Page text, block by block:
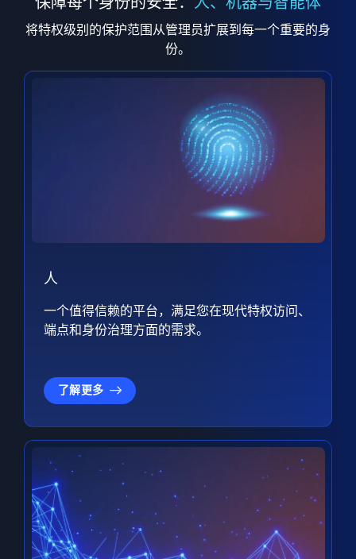
将特权级别的保护范围从管理员扩展到每一个重要的身
份。
人
一个值得信赖的平台，满足您在现代特权访问、
端点和身份治理方面的需求。
了解更多